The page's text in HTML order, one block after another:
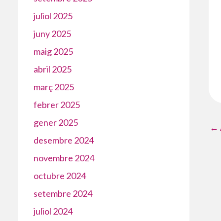
juliol 2025
juny 2025
maig 2025
abril 2025
març 2025
febrer 2025
gener 2025
desembre 2024
novembre 2024
octubre 2024
setembre 2024
juliol 2024
←